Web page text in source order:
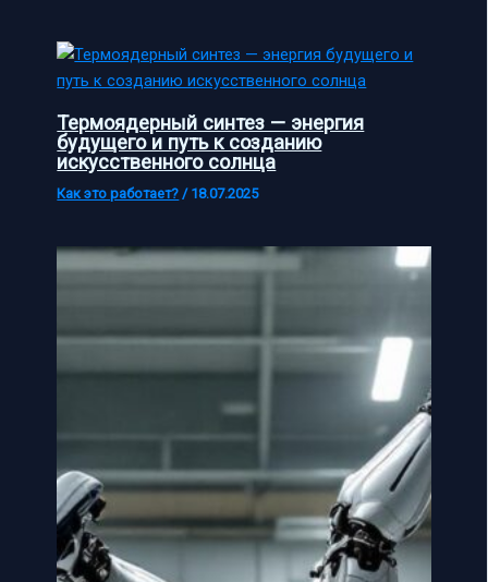
Термоядерный синтез — энергия
будущего и путь к созданию
искусственного солнца
Как это работает? / 18.07.2025